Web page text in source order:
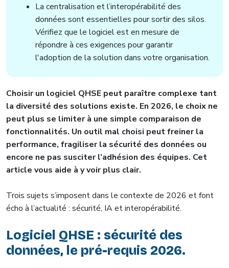
La centralisation et l’interopérabilité des
données sont essentielles pour sortir des silos.
Vérifiez que le logiciel est en mesure de
répondre à ces exigences pour garantir
l'adoption de la solution dans votre organisation.
Choisir un logiciel QHSE peut paraître complexe tant
la diversité des solutions existe. En 2026, le choix ne
peut plus se limiter à une simple comparaison de
fonctionnalités. Un outil mal choisi peut freiner la
performance, fragiliser la sécurité des données ou
encore ne pas susciter l’adhésion des équipes. Cet
article vous aide à y voir plus clair.
Trois sujets s’imposent dans le contexte de 2026 et font
écho à l’actualité : sécurité, IA et interopérabilité.
Logiciel QHSE : sécurité des
données, le pré-requis 2026.